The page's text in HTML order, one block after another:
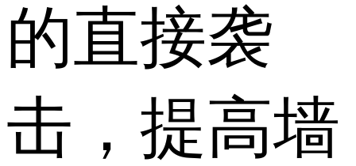
的直接袭
击，提高墙